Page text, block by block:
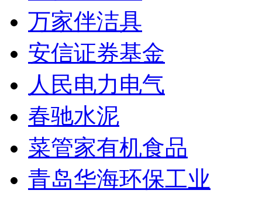
万家伴洁具
安信证券基金
人民电力电气
春驰水泥
菜管家有机食品
青岛华海环保工业